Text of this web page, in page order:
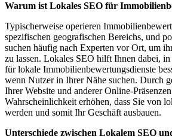
Warum ist Lokales SEO für
Typischerweise operieren
spezifischen geografischen Bereichs, und
suchen häufig nach Experten vor Ort, um
zu lassen. Lokales SEO hilft Ihnen dabei, in
für lokale Immobilienbewertungsdienste
wenn Nutzer in Ihrer Nähe suchen. Durch
Ihrer Website und anderer Online-
Wahrscheinlichkeit erhöhen, dass Sie von
werden und somit Ihr Geschäft ausbauen.
Unterschiede zwischen Lokalem SEO